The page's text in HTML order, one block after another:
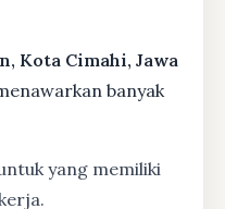
Kota Cimahi, Jawa
banyak
yang memiliki